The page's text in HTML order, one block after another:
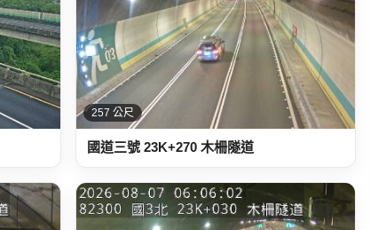
257 公尺
國道三號 23K+270 木柵隧道